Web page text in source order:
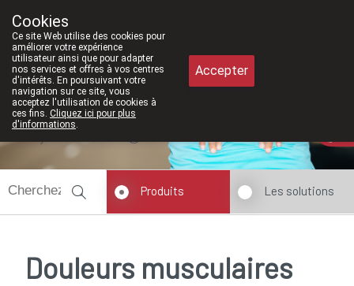
011/610300
Produits Les solutions
Douleurs musculaires
Cookies
Ce site Web utilise des cookies pour
améliorer votre expérience
utilisateur ainsi que pour adapter
nos services et offres à vos centres
d'intérêts. En poursuivant votre
navigation sur ce site, vous
acceptez l'utilisation de cookies à
ces fins. Cliquez ici pour plus
d'informations.
Accepter